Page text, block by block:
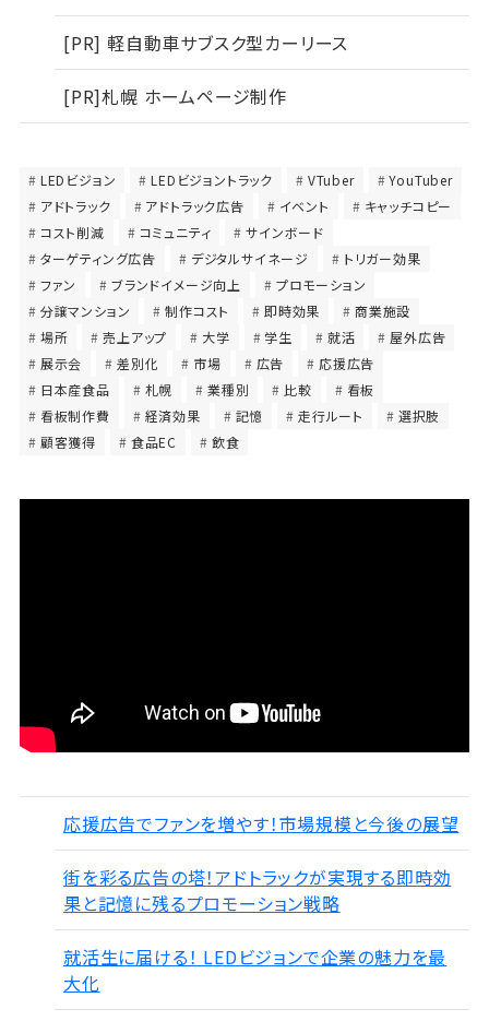
[PR] 軽自動車サブスク型カーリース
[PR]札幌 ホームページ制作
LEDビジョン LEDビジョントラック VTuber
YouTuber
アドトラック
アドトラック広告 イベント
キャッチコピー
コスト削減
コミュニティ
サインボード
ターゲティング広告
デジタルサイネージ
トリガー効果
ファン
ブランドイメージ向上
プロモーション
分譲マンション
制作コスト 即時効果
商業施設
場所
売上アップ 大学 学生 就活
屋外広告
展示会
差別化 市場 広告
応援広告
日本産食品
札幌 業種別 比較
看板
看板制作費
経済効果 記憶 走行ルート
選択肢
顧客獲得
食品EC 飲食
応援広告でファンを増やす！市場規模と今後の展望
街を彩る広告の塔！アドトラックが実現する即時効
果と記憶に残るプロモーション戦略
就活生に届ける！ LEDビジョンで企業の魅力を最
大化